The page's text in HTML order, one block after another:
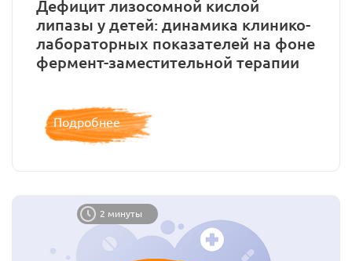
Дефицит лизосомной кислой
липазы у детей: динамика клинико-
лабораторных показателей на фоне
фермент-заместительной терапии
Подробнее
2 минуты